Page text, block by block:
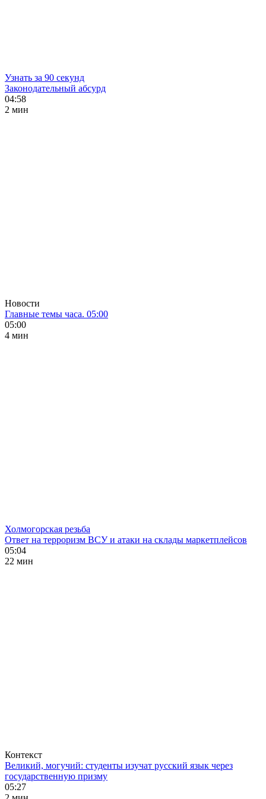
Узнать за 90 секунд
Законодательный абсурд
04:58
2 мин
Новости
Главные темы часа. 05:00
05:00
4 мин
Холмогорская резьба
Ответ на терроризм ВСУ и атаки на склады маркетплейсов
05:04
22 мин
Контекст
Великий, могучий: студенты изучат русский язык через
государственную призму
05:27